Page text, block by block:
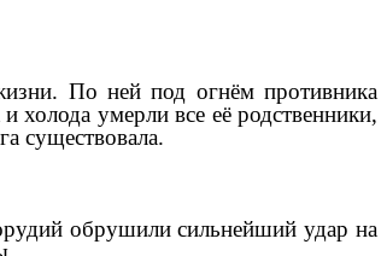
По ней под огнём противника
холода умерли все её родственники,
существовала.
обрушили сильнейший удар на